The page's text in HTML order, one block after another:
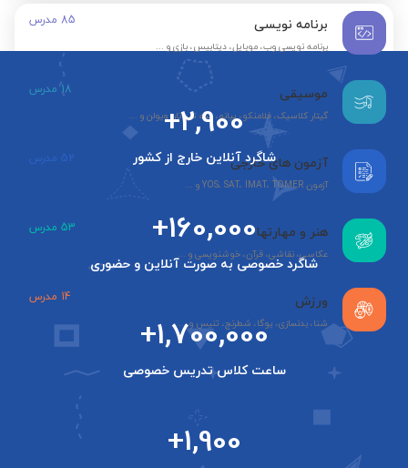
برنامه نویسی
برنامه نویسی وب، موبایل، دیتابیس، بازی و ...
85 مدرس
موسیقی
گیتار کلاسیک، فلامنکو، پیانو، سه تار، تار، ویولن و ...
18 مدرس
آزمون های خارجی
آزمون YOS، SAT، IMAT، TOMER و ...
52 مدرس
هنر و مهارتها
عکاسی، نقاشی، قرآن، خوشنویسی و ...
53 مدرس
ورزش
شنا، بدنسازی، یوگا، شطرنج، تنیس و ...
14 مدرس
+2,900
شاگرد آنلاین خارج از کشور
+160,000
شاگرد خصوصی به صورت آنلاین و حضوری
+1,700,000
ساعت کلاس تدریس خصوصی
+1,900